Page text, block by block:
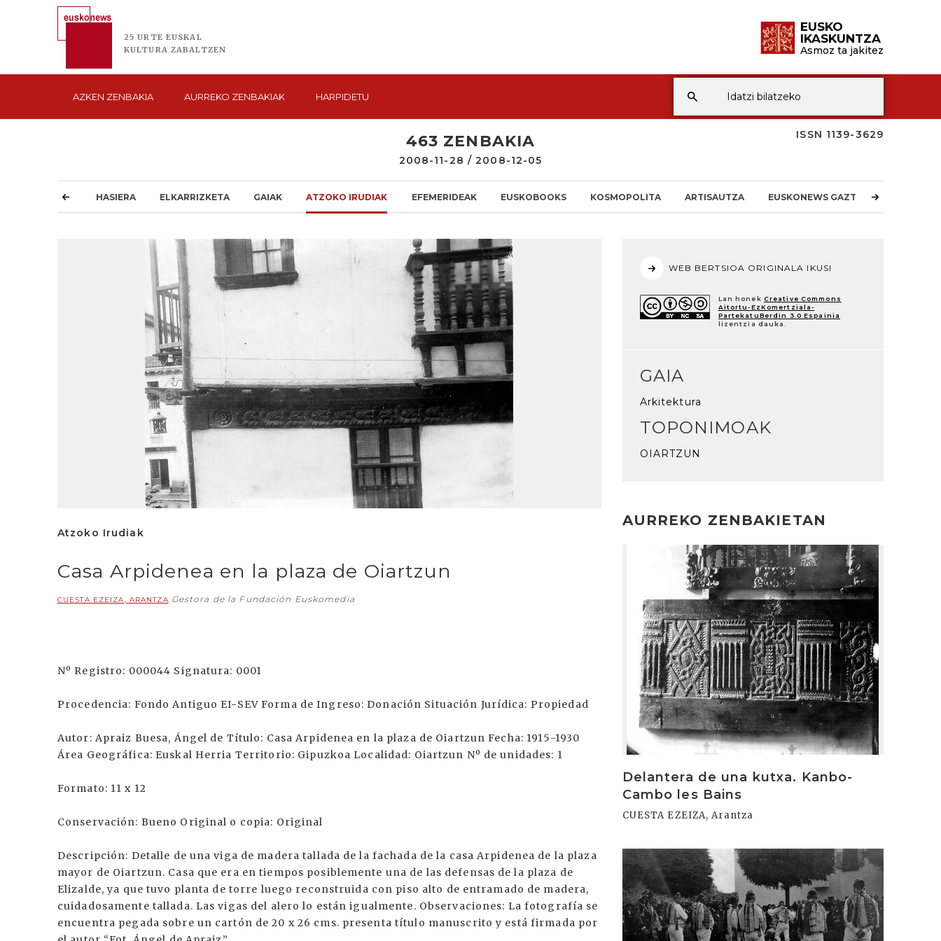
25 URTE EUSKAL
KULTURA ZABALTZEN
EUSKO
IKASKUNTZA
Asmoz ta jakitez
AZKEN ZENBAKIA AURREKO ZENBAKIAK HARPIDETU
ISSN 1139-3629
463 ZENBAKIA
2008-11-28 / 2008-12-05
HASIERA ELKARRIZKETA GAIAK ATZOKO IRUDIAK EFEMERIDEAK EUSKOBOOKS KOSMOPOLITA ARTISAUTZA EUSKONEWS GAZTEA
Atzoko Irudiak
Casa Arpidenea en la plaza de Oiartzun
CUESTA EZEIZA, ARANTZA Gestora de la Fundación Euskomedia
Nº Registro: 000044 Signatura: 0001
Procedencia: Fondo Antiguo EI-SEV Forma de Ingreso: Donación Situación Jurídica: Propiedad
Autor: Apraiz Buesa, Ángel de Título: Casa Arpidenea en la plaza de Oiartzun Fecha: 1915-1930
Área Geográfica: Euskal Herria Territorio: Gipuzkoa Localidad: Oiartzun Nº de unidades: 1
Formato: 11 x 12
Conservación: Bueno Original o copia: Original
Descripción: Detalle de una viga de madera tallada de la fachada de la casa Arpidenea de la plaza
mayor de Oiartzun. Casa que era en tiempos posiblemente una de las defensas de la plaza de
Elizalde, ya que tuvo planta de torre luego reconstruida con piso alto de entramado de madera,
cuidadosamente tallada. Las vigas del alero lo están igualmente. Observaciones: La fotografía se
encuentra pegada sobre un cartón de 20 x 26 cms. presenta título manuscrito y está firmada por
WEB BERTSIOA ORIGINALA IKUSI
Lan honek Creative Commons
Aitortu-EzKomertziala-
PartekatuBerdin 3.0 Espainia
lizentzia dauka.
GAIA
Arkitektura
TOPONIMOAK
OIARTZUN
AURREKO ZENBAKIETAN
Delantera de una kutxa. Kanbo-
Cambo les Bains
CUESTA EZEIZA, Arantza
Irakurri